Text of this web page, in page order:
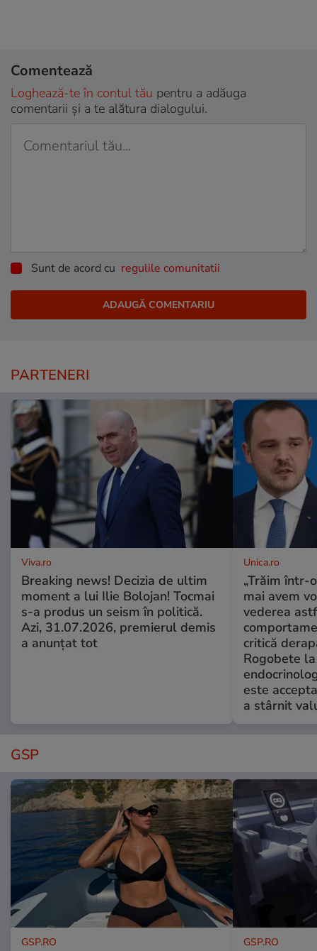
Comentează
Loghează-te în contul tău pentru a adăuga
comentarii și a te alătura dialogului.
Sunt de acord cu regulile comunitatii
PARTENERI
Viva.ro
Breaking news! Decizia de ultim
moment a lui Ilie Bolojan! Tocmai
s-a produs un seism în politică.
Azi, 31.07.2026, premierul demis
a anunțat tot
Unica.ro
„Trăim într-
mai avem
vederea
critică
Rogobete
este
a stârnit
GSP
GSP.RO GSP.RO